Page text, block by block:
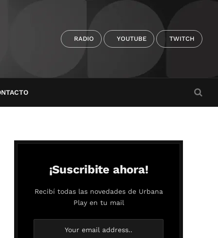
RADIO YOUTUBE TWITCH
¡Suscribite ahora!
Recibí todas las novedades de Urbana
Play en tu mail